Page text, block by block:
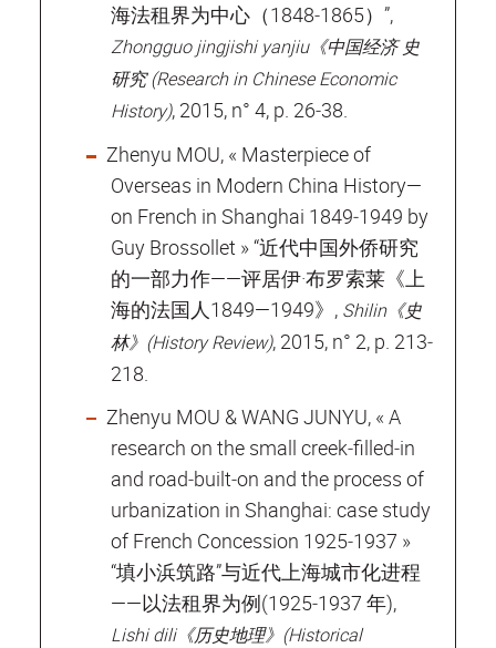
海法租界为中心（1848‐1865）”,
Zhongguo jingjishi yanjiu《中国经济 史
研究 (Research in Chinese Economic
History), 2015, n° 4, p. 26‐38.
Zhenyu MOU, « Masterpiece of
Overseas in Modern China History—
on French in Shanghai 1849‐1949 by
Guy Brossollet » “近代中国外侨研究
的一部力作——评居伊·布罗索莱《上
海的法国人1849—1949》, Shilin《史
林》(History Review), 2015, n° 2, p. 213‐
218.
Zhenyu MOU & WANG JUNYU, « A
research on the small creek‐filled‐in
and road‐built‐on and the process of
urbanization in Shanghai: case study
of French Concession 1925‐1937 »
“填小浜筑路”与近代上海城市化进程
——以法租界为例(1925‐1937 年),
Lishi dili《历史地理》(Historical